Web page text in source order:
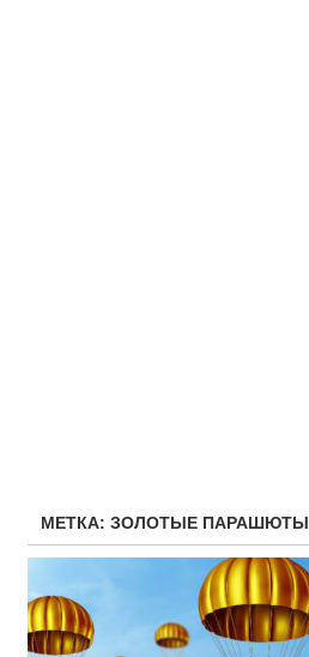
МЕТКА: ЗОЛОТЫЕ ПАРАШЮТЫ